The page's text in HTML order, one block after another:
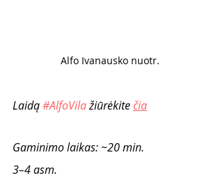
Alfo Ivanausko nuotr.
Laidą #AlfoVila žiūrėkite čia
Gaminimo laikas: ~20 min.
3–4 asm.